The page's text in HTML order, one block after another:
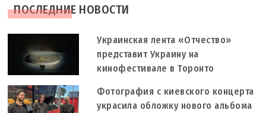
ПОСЛЕДНИЕ НОВОСТИ
Украинская лента «Отчество»
представит Украину на
кинофестивале в Торонто
Фотография с киевского концерта
украсила обложку нового альбома